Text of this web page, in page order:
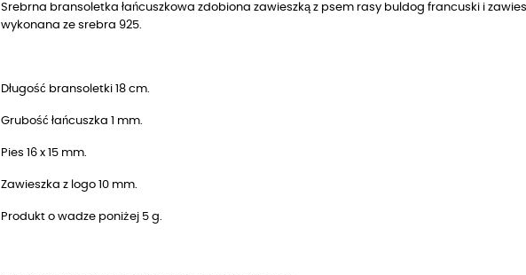
Srebrna bransoletka łańcuszkowa zdobiona zawieszką z psem rasy buldog francuski i
wykonana ze srebra 925.
Długość bransoletki 18 cm.
Grubość łańcuszka 1 mm.
Pies 16 x 15 mm.
Zawieszka z logo 10 mm.
Produkt o wadze poniżej 5 g.